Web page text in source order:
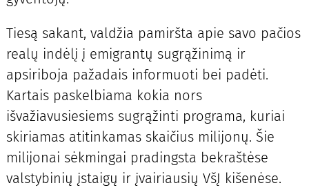
Tiesą sakant, valdžia pamiršta apie savo pačios
realų indėlį į emigrantų sugrąžinimą ir
apsiriboja pažadais informuoti bei padėti.
Kartais paskelbiama kokia nors
išvažiavusiesiems sugrąžinti programa, kuriai
skiriamas atitinkamas skaičius milijonų. Šie
milijonai sėkmingai pradingsta bekraštėse
valstybinių įstaigų ir įvairiausių VšĮ kišenėse.